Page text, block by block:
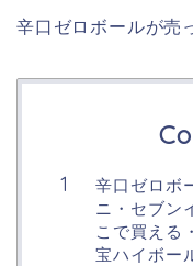
辛口ゼロボールが売
辛口ゼロボ
ニ・セブン
こで買える
宝ハイボー